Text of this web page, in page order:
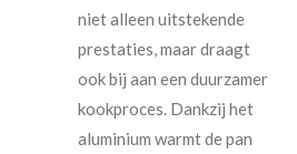
niet alleen uitstekende
prestaties, maar draagt
ook bij aan een duurzamer
kookproces. Dankzij het
aluminium warmt de pan